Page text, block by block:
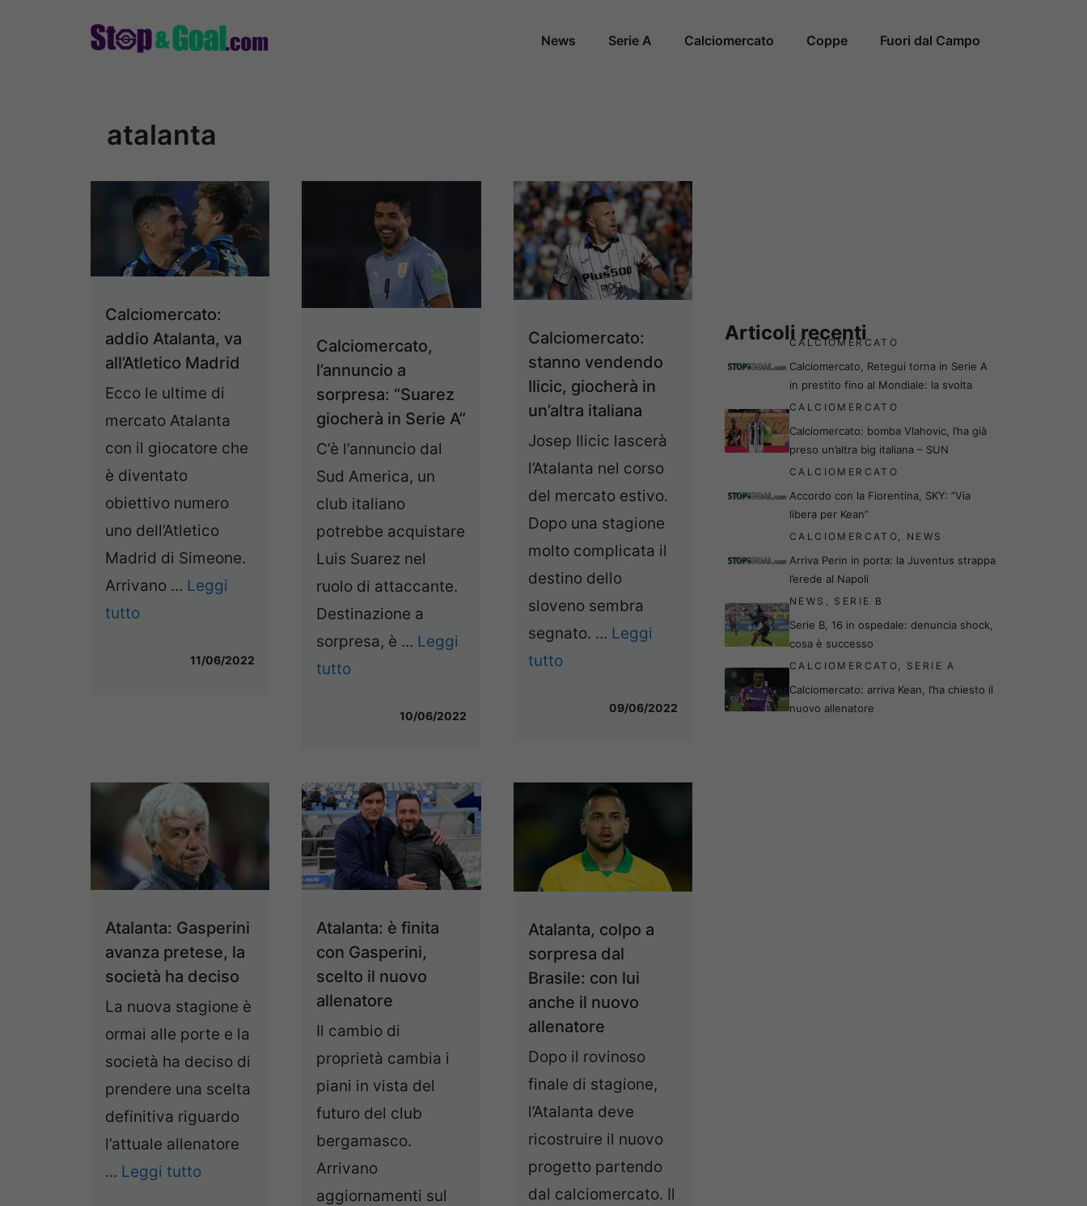
News Serie A Calciomercato Coppe Fuori dal Campo
atalanta
Calciomercato:
addio Atalanta, va
all’Atletico Madrid
Ecco le ultime di
mercato Atalanta
con il giocatore che
è diventato
obiettivo numero
uno dell’Atletico
Madrid di Simeone.
Arrivano ... Leggi
tutto
11/06/2022
Calciomercato,
l’annuncio a
sorpresa: “Suarez
giocherà in Serie A”
C’è l’annuncio dal
Sud America, un
club italiano
potrebbe acquistare
Luis Suarez nel
ruolo di attaccante.
Destinazione a
sorpresa, è ... Leggi
tutto
10/06/2022
Calciomercato:
stanno vendendo
Ilicic, giocherà in
un’altra italiana
Josep Ilicic lascerà
l’Atalanta nel corso
del mercato estivo.
Dopo una stagione
molto complicata il
destino dello
sloveno sembra
segnato. ... Leggi
tutto
09/06/2022
Atalanta: Gasperini
avanza pretese, la
società ha deciso
La nuova stagione è
ormai alle porte e la
società ha deciso di
prendere una scelta
definitiva riguardo
l’attuale allenatore
... Leggi tutto
Atalanta: è finita
con Gasperini,
scelto il nuovo
allenatore
Il cambio di
proprietà cambia i
piani in vista del
futuro del club
bergamasco.
Arrivano
aggiornamenti sul
Atalanta, colpo a
sorpresa dal
Brasile: con lui
anche il nuovo
allenatore
Dopo il rovinoso
finale di stagione,
l’Atalanta deve
ricostruire il nuovo
progetto partendo
dal calciomercato. Il
Articoli recenti
CALCIOMERCATO
Calciomercato, Retegui torna in Serie A
in prestito fino al Mondiale: la svolta
CALCIOMERCATO
Calciomercato: bomba Vlahovic, l’ha già
preso un’altra big italiana – SUN
CALCIOMERCATO
Accordo con la Fiorentina, SKY: “Via
libera per Kean”
CALCIOMERCATO, NEWS
Arriva Perin in porta: la Juventus strappa
l’erede al Napoli
NEWS , SERIE B
Serie B, 16 in ospedale: denuncia shock,
cosa è successo
CALCIOMERCATO, SERIE A
Calciomercato: arriva Kean, l’ha chiesto il
nuovo allenatore